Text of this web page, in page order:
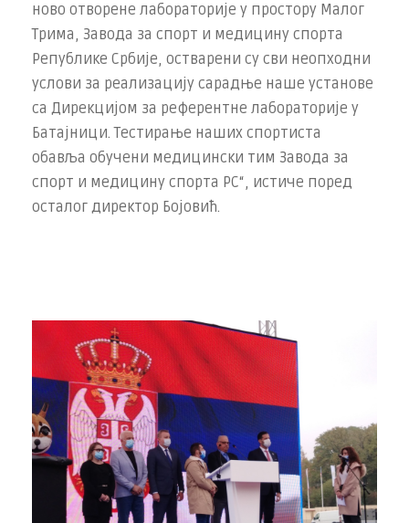
ново отворене лабораторије у простору Малог
Трима, Завода за спорт и медицину спорта
Републике Србије, остварени су сви неопходни
услови за реализацију сарадње наше установе
са Дирекцијом за референтне лабораторије у
Батајници. Тестирање наших спортиста
обавља обучени медицински тим Завода за
спорт и медицину спорта РС“, истиче поред
осталог директор Бојовић.